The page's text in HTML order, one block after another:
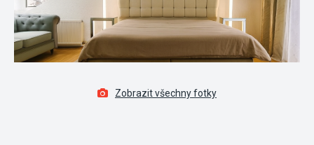
Zobrazit všechny fotky